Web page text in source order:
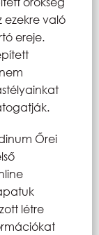
ezekre való
ereje.
Őrei
létre